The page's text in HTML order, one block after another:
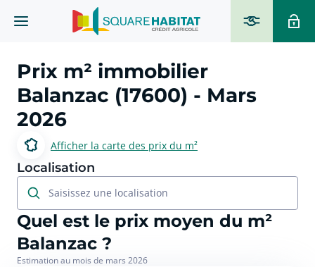
Prix m² immobilier
Balanzac (17600) - Mars
2026
Afficher la carte des prix du m²
Localisation
Saisissez une localisation
Quel est le prix moyen du m²
Balanzac ?
Estimation au mois de mars 2026